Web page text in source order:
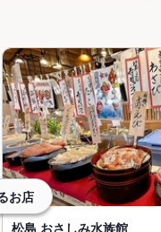
松島 おさしみ水族館
お店